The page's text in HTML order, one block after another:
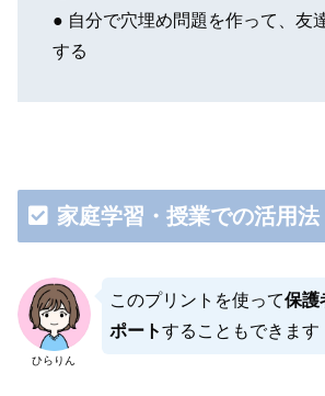
● 自分で穴埋め問題を作って、友
する
家庭学習・授業での活用法
ひらりん
このプリントを使って保護
ポートすることもできます